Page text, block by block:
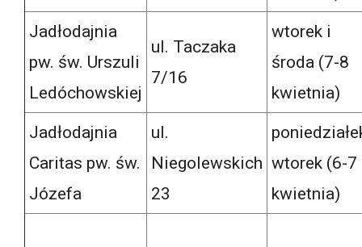
Jadłodajnia
pw. św. Urszuli
Ledóchowskiej
ul. Taczaka
7/16
wtorek i
środa (7-8
kwietnia)
Jadłodajnia
Caritas pw. św.
Józefa
ul.
Niegolewskich
23
wtorek (6-7
kwietnia)